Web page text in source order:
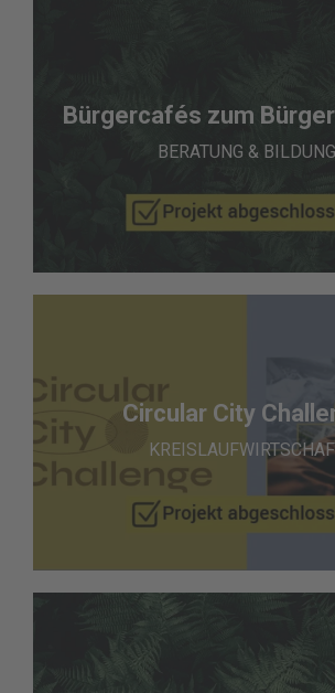
Bürgercafés zum
BERATUNG & BILDUNG
Circular City